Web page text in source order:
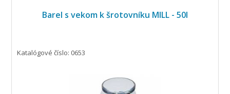
Barel s vekom k šrotovníku MILL - 50l
Katalógové číslo: 0653